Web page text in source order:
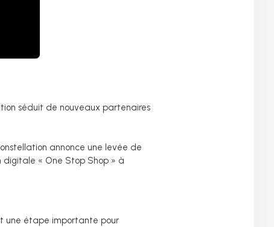
séduit de nouveaux partenaires
annonce une levée de
digitale « One Stop Shop » à
une étape importante pour